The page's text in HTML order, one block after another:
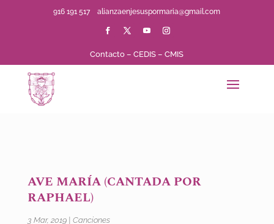
916 191 517alianzaenjesuspormaria@gmail.com
Contacto –CEDIS –CMIS
AVE MARÍA (CANTADA POR
RAPHAEL)
3 Mar, 2019| Canciones